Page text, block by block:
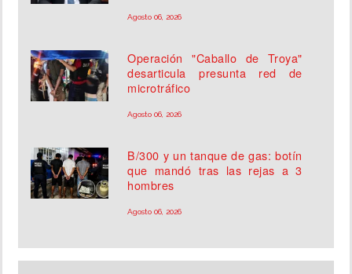
Agosto 06, 2026
Operación "Caballo de Troya"
desarticula presunta red de
microtráfico
Agosto 06, 2026
B/300 y un tanque de gas: botín
que mandó tras las rejas a 3
hombres
Agosto 06, 2026